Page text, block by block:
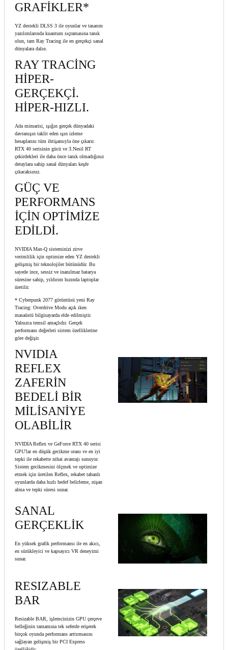
GRAFİKLER*
YZ destekli DLSS 3 ile oyunlar ve tasarım
yazılımlarında kuantum sıçramasına tanık
olun, tam Ray Tracing ile en gerçekçi sanal
dünyalara dalın.
RAY TRACİNG
HİPER-
GERÇEKÇİ.
HİPER-HIZLI.
Ada mimarisi, ışığın gerçek dünyadaki
davranışın taklit eden ışın izleme
hesaplarını tüm ihtişamıyla öne çıkarır.
RTX 40 serisinin gücü ve 3.Nesil RT
çekirdekleri ile daha önce tanık olmadığınız
detaylara sahip sanal dünyaları keşfe
çıkacaksınız.
GÜÇ VE
PERFORMANS
İÇİN OPTİMİZE
EDİLDİ.
NVIDIA Max-Q sisteminizi zirve
verimlilik için optimize eden YZ destekli
gelişmiş bir teknolojiler bütünüdür. Bu
sayede ince, sessiz ve inanılmaz batarya
süresine sahip, yıldırım hızında laptoplar
üretilir.
* Cyberpunk 2077 görüntüsü yeni Ray
Tracing: Overdrive Modu açık iken
masaüstü bilgisayarda elde edilmiştir.
Yalnızca temsil amaçlıdır. Gerçek
performans değerleri sistem özelliklerine
göre değişir.
NVIDIA
REFLEX
ZAFERİN
BEDELİ BİR
MİLİSANİYE
OLABİLİR
NVIDIA Reflex ve GeForce RTX 40 serisi
GPU'lar en düşük gecikme oranı ve en iyi
tepki ile rekabette nihai avantajı sunuyor.
Sistem gecikmesini ölçmek ve optimize
etmek için üretilen Reflex, rekabet tabanlı
oyunlarda daha hızlı hedef belirleme, nişan
alma ve tepki süresi sunar.
SANAL
GERÇEKLİK
En yüksek grafik performansı ile en akıcı,
en sürükleyici ve kapsayıcı VR deneyimi
sunar.
RESIZABLE
BAR
Resizable BAR, işlemcinizin GPU çerçeve
belleğinin tamamına tek seferde erişerek
birçok oyunda performans arttırmasını
sağlayan gelişmiş bir PCI Express